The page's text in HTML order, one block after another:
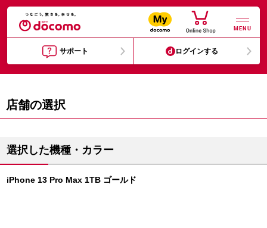
MENU
サポート ログインする
店舗の選択
選択した機種・カラー
iPhone 13 Pro Max 1TB ゴールド